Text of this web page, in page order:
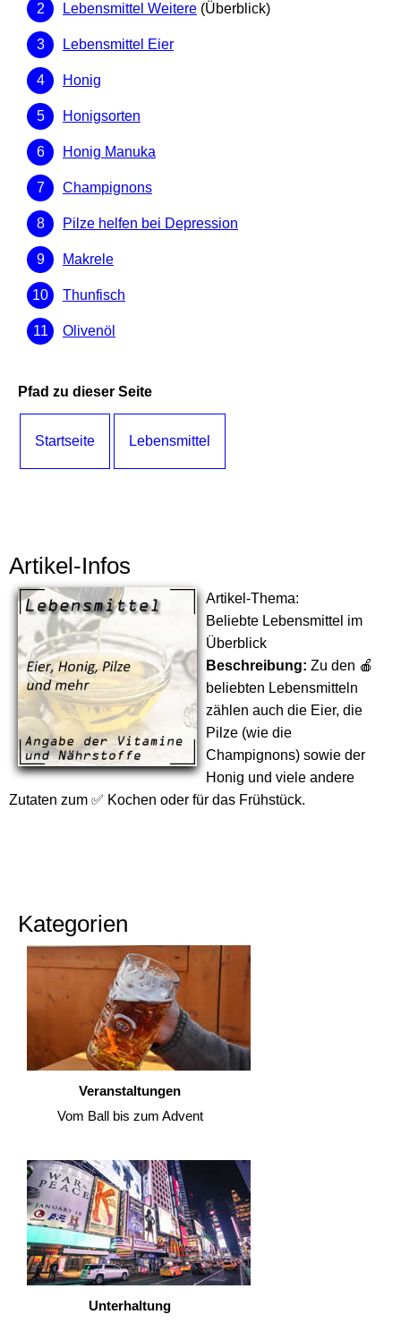
Lebensmittel Weitere (Überblick)
Lebensmittel Eier
Honig
Honigsorten
Honig Manuka
Champignons
Pilze helfen bei Depression
Makrele
Thunfisch
Olivenöl
Pfad zu dieser Seite
Startseite Lebensmittel
Artikel-Infos
Artikel-Thema:
Beliebte Lebensmittel im
Überblick
Beschreibung: Zu den 🍎
beliebten Lebensmitteln
zählen auch die Eier, die
Pilze (wie die
Champignons) sowie der
Honig und viele andere
Zutaten zum ✅ Kochen oder für das Frühstück.
Kategorien
Veranstaltungen
Vom Ball bis zum Advent
Unterhaltung